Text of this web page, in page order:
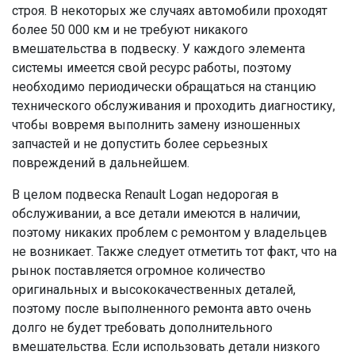
строя. В некоторых же случаях автомобили проходят
более 50 000 км и не требуют никакого
вмешательства в подвеску. У каждого элемента
системы имеется свой ресурс работы, поэтому
необходимо периодически обращаться на станцию
технического обслуживания и проходить диагностику,
чтобы вовремя выполнить замену изношенных
запчастей и не допустить более серьезных
повреждений в дальнейшем.
В целом подвеска Renault Logan недорогая в
обслуживании, а все детали имеются в наличии,
поэтому никаких проблем с ремонтом у владельцев
не возникает. Также следует отметить тот факт, что на
рынок поставляется огромное количество
оригинальных и высококачественных деталей,
поэтому после выполненного ремонта авто очень
долго не будет требовать дополнительного
вмешательства. Если использовать детали низкого